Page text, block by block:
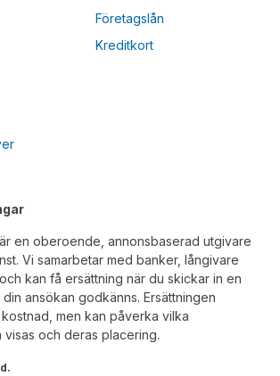
Företagslån
Kreditkort
en oberoende, annonsbaserad utgivare
Vi samarbetar med banker, långivare
kan få ersättning när du skickar in en
ansökan godkänns. Ersättningen
men kan påverka vilka
visas och deras placering.